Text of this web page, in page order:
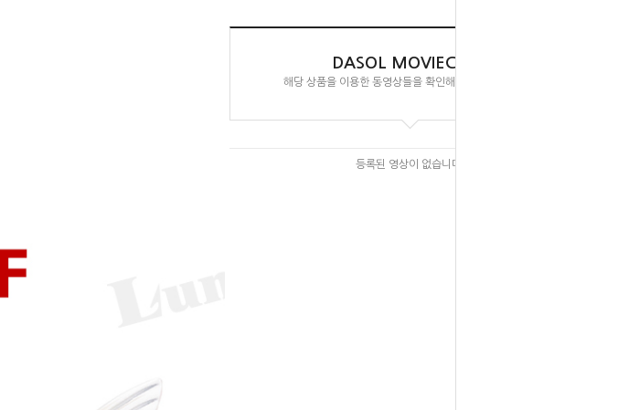
DASOL MOVIECLIPS
해당 상품을 이용한 동영상들을 확인해 보실 수 있습니다.
등록된 영상이 없습니다.